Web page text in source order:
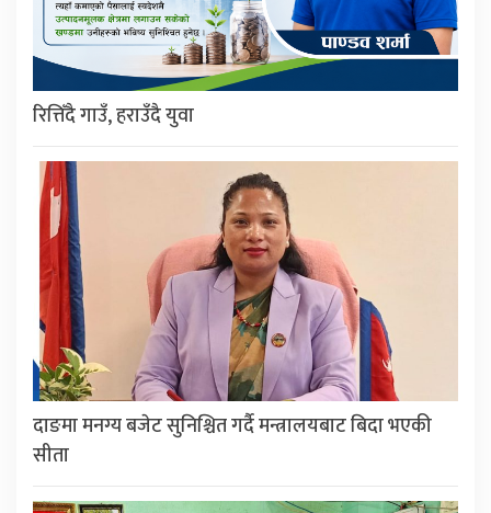
रित्तिँदै गाउँ, हराउँदै युवा
दाङमा मनग्य बजेट सुनिश्चित गर्दै मन्त्रालयबाट बिदा भएकी
सीता